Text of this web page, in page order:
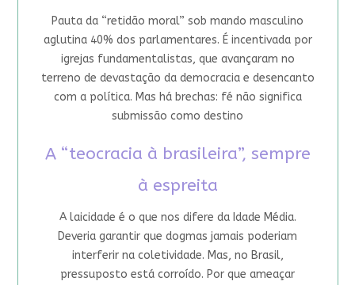
Pauta da “retidão moral” sob mando masculino
aglutina 40% dos parlamentares. É incentivada por
igrejas fundamentalistas, que avançaram no
terreno de devastação da democracia e desencanto
com a política. Mas há brechas: fé não significa
submissão como destino
A “teocracia à brasileira”, sempre
à espreita
A laicidade é o que nos difere da Idade Média.
Deveria garantir que dogmas jamais poderiam
interferir na coletividade. Mas, no Brasil,
pressuposto está corroído. Por que ameaçar